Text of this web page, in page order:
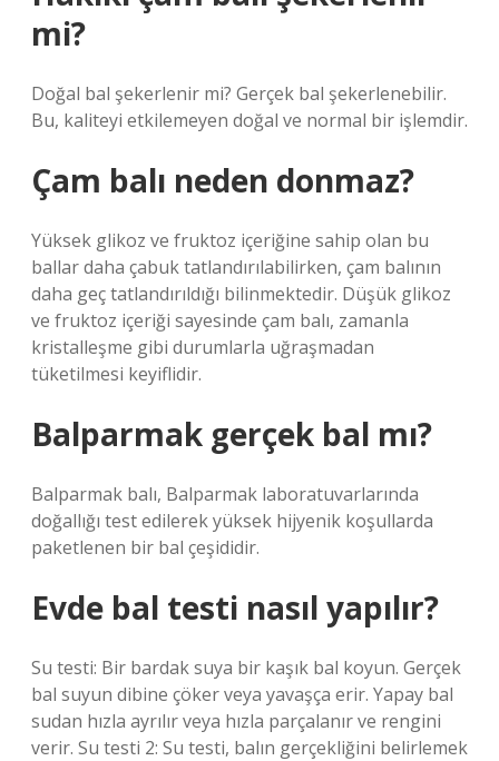
mi?
Doğal bal şekerlenir mi? Gerçek bal şekerlenebilir.
Bu, kaliteyi etkilemeyen doğal ve normal bir işlemdir.
Çam balı neden donmaz?
Yüksek glikoz ve fruktoz içeriğine sahip olan bu
ballar daha çabuk tatlandırılabilirken, çam balının
daha geç tatlandırıldığı bilinmektedir. Düşük glikoz
ve fruktoz içeriği sayesinde çam balı, zamanla
kristalleşme gibi durumlarla uğraşmadan
tüketilmesi keyiflidir.
Balparmak gerçek bal mı?
Balparmak balı, Balparmak laboratuvarlarında
doğallığı test edilerek yüksek hijyenik koşullarda
paketlenen bir bal çeşididir.
Evde bal testi nasıl yapılır?
Su testi: Bir bardak suya bir kaşık bal koyun. Gerçek
bal suyun dibine çöker veya yavaşça erir. Yapay bal
sudan hızla ayrılır veya hızla parçalanır ve rengini
verir. Su testi 2: Su testi, balın gerçekliğini belirlemek